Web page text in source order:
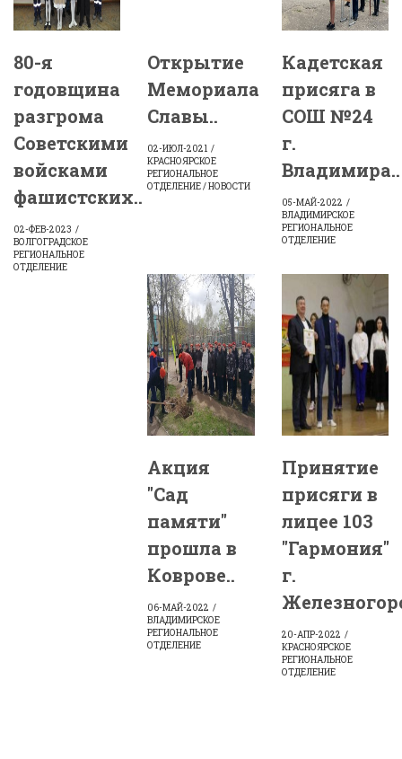
80-я
годовщина
разгрома
Советскими
войсками
фашистских..
02-ФЕВ-2023
ВОЛГОГРАДСКОЕ
РЕГИОНАЛЬНОЕ
ОТДЕЛЕНИЕ
Открытие
Мемориала
Славы..
02-ИЮЛ-2021
КРАСНОЯРСКОЕ
РЕГИОНАЛЬНОЕ
ОТДЕЛЕНИЕ / НОВОСТИ
Кадетская
присяга в
СОШ №24
г.
Владимира..
05-МАЙ-2022
ВЛАДИМИРСКОЕ
РЕГИОНАЛЬНОЕ
ОТДЕЛЕНИЕ
Акция
"Сад
памяти"
прошла в
Коврове..
06-МАЙ-2022
ВЛАДИМИРСКОЕ
РЕГИОНАЛЬНОЕ
ОТДЕЛЕНИЕ
Принятие
присяги в
лицее 103
"Гармония"
г.
20-АПР-2022
КРАСНОЯРСКОЕ
РЕГИОНАЛЬНОЕ
ОТДЕЛЕНИЕ